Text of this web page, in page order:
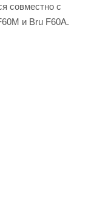
совместно с
и Bru F60A.
Лигабаршоп по
и